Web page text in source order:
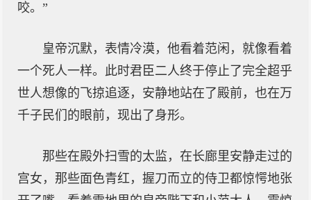
咬。”
皇帝沉默，表情冷漠，他看着范闲，就像看着
一个死人一样。此时君臣二人终于停止了完全超乎
世人想像的飞掠追逐，安静地站在了殿前，也在万
千子民们的眼前，现出了身形。
那些在殿外扫雪的太监，在长廊里安静走过的
宫女，那些面色青红，握刀而立的侍卫都惊愕地张